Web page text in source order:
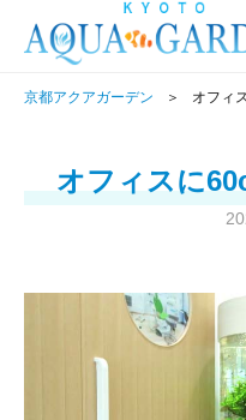
京都アクアガーデン オフィ
オフィスに